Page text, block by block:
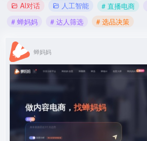
AI对话 人工智能 # 直播电商
# 蝉妈妈
# 达人筛选 # 选品决策
蝉妈妈